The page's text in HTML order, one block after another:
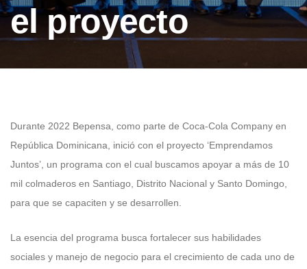
el proyecto
Durante 2022 Bepensa, como parte de Coca-Cola Company en
República Dominicana, inició con el proyecto ‘Emprendamos
Juntos’, un programa con el cual buscamos apoyar a más de 10
mil colmaderos en Santiago, Distrito Nacional y Santo Domingo,
para que se capaciten y se desarrollen.
La esencia del programa busca fortalecer sus habilidades
sociales y manejo de negocio para el crecimiento de cada uno de